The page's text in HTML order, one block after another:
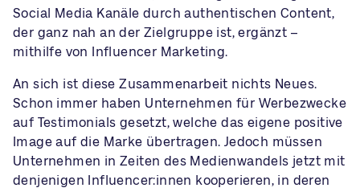
Social Media Kanäle durch authentischen Content,
der ganz nah an der Zielgruppe ist, ergänzt –
mithilfe von Influencer Marketing.
An sich ist diese Zusammenarbeit nichts Neues.
Schon immer haben Unternehmen für Werbezwecke
auf Testimonials gesetzt, welche das eigene positive
Image auf die Marke übertragen. Jedoch müssen
Unternehmen in Zeiten des Medienwandels jetzt mit
denjenigen Influencer:innen kooperieren, in deren